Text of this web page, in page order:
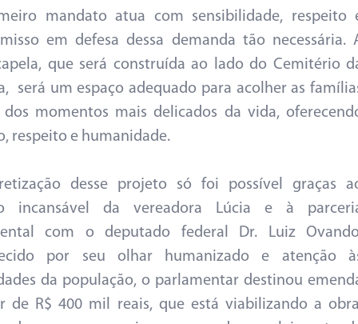
mandato atua com sensibilidade, respeito
em defesa dessa demanda tão necessária.
que será construída ao lado do Cemitério
será um espaço adequado para acolher as
momentos mais delicados da vida,
respeito e humanidade.
desse projeto só foi possível graças
incansável da vereadora Lúcia e à
com o deputado federal Dr. Luiz
por seu olhar humanizado e atenção
da população, o parlamentar destinou
de R$ 400 mil reais, que está viabilizando a